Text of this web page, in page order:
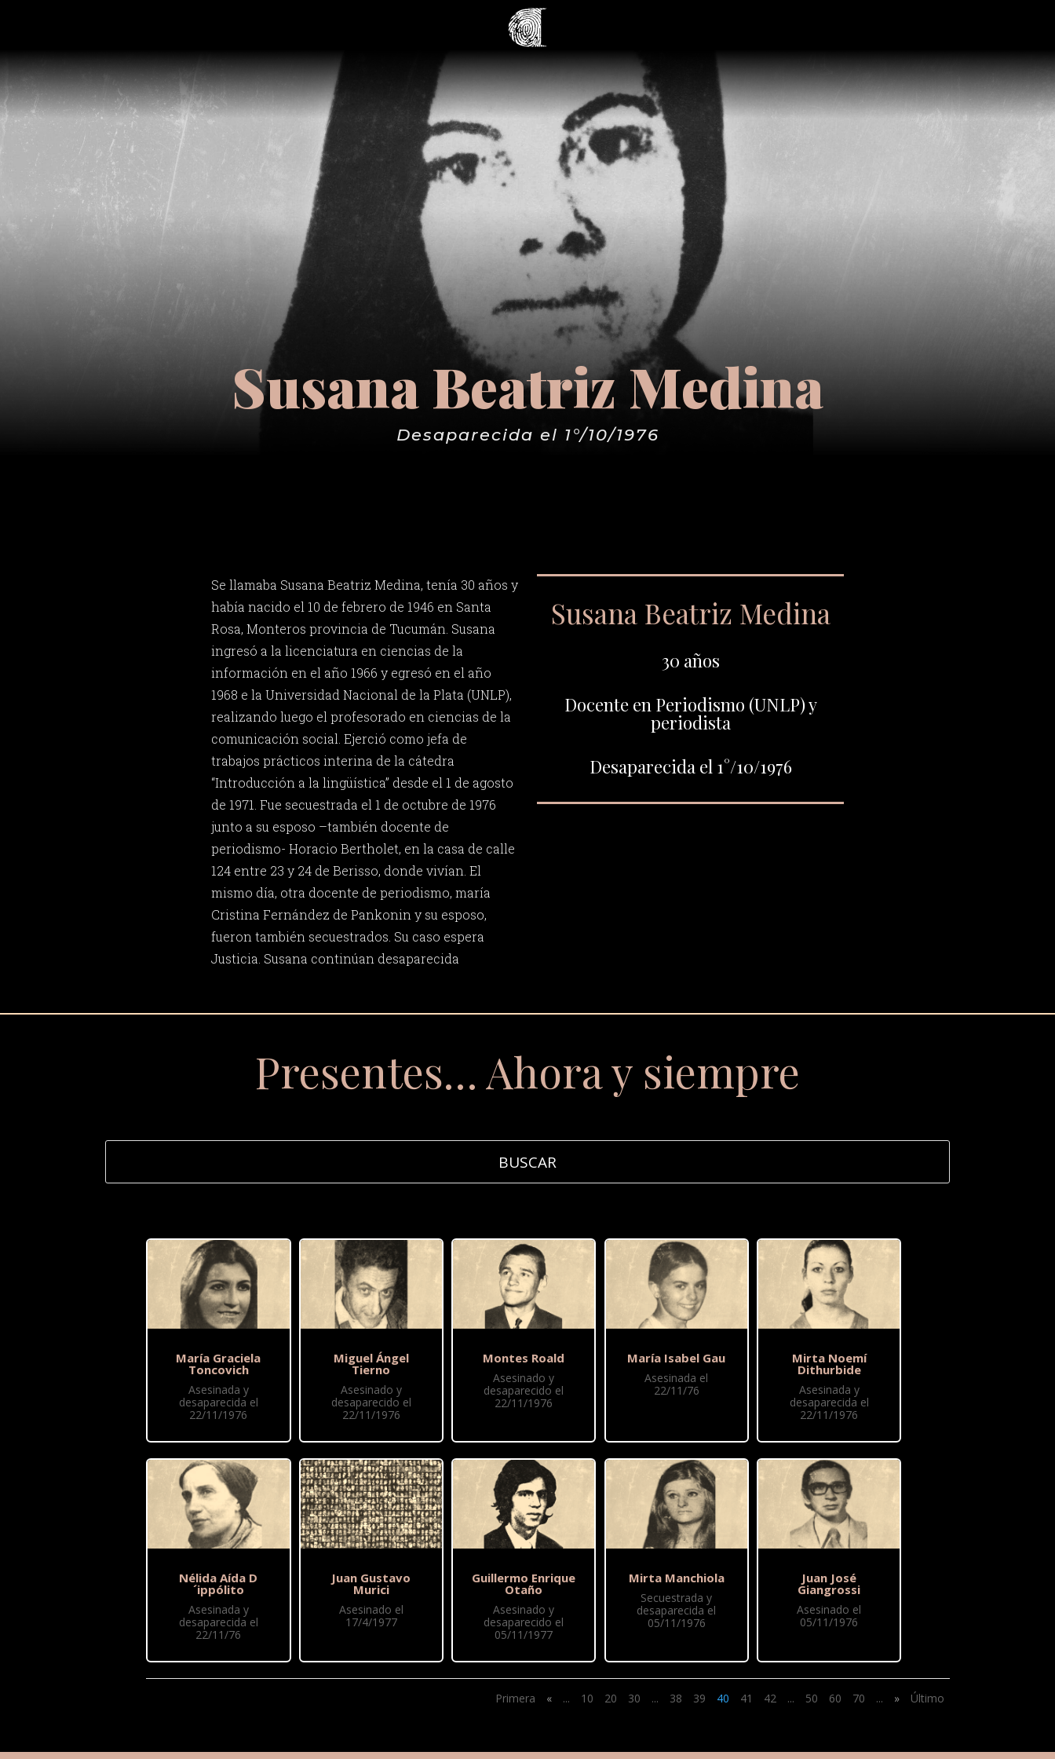
Susana Beatriz Medina
Desaparecida el 1°/10/1976
Se llamaba Susana Beatriz Medina, tenía 30 años y
había nacido el 10 de febrero de 1946 en Santa
Rosa, Monteros provincia de Tucumán. Susana
ingresó a la licenciatura en ciencias de la
información en el año 1966 y egresó en el año
1968 e la Universidad Nacional de la Plata (UNLP),
realizando luego el profesorado en ciencias de la
comunicación social. Ejerció como jefa de
trabajos prácticos interina de la cátedra
“Introducción a la lingüística” desde el 1 de agosto
de 1971. Fue secuestrada el 1 de octubre de 1976
junto a su esposo –también docente de
periodismo- Horacio Bertholet, en la casa de calle
124 entre 23 y 24 de Berisso, donde vivían. El
mismo día, otra docente de periodismo, maría
Cristina Fernández de Pankonin y su esposo,
fueron también secuestrados. Su caso espera
Justicia. Susana continúan desaparecida
Susana Beatriz Medina
30 años
Docente en Periodismo (UNLP) y
periodista
Desaparecida el 1°/10/1976
Presentes… Ahora y siempre
María Graciela
Toncovich
Asesinada y
desaparecida el
22/11/1976
Nélida Aída D
´ippólito
Asesinada y
desaparecida el
22/11/76
Miguel Ángel
Tierno
Asesinado y
desaparecido el
22/11/1976
Juan Gustavo
Murici
Asesinado el
17/4/1977
Montes Roald
Asesinado y
desaparecido el
22/11/1976
Guillermo Enrique
Otaño
Asesinado y
desaparecido el
05/11/1977
María Isabel Gau
Asesinada el
22/11/76
Mirta Manchiola
Secuestrada y
desaparecida el
05/11/1976
Mirta Noemí
Dithurbide
Asesinada y
desaparecida el
22/11/1976
Juan José
Giangrossi
Asesinado el
05/11/1976
Primera « ... 10 20 30 ... 38 39 40 41 42 ... 50 60 70 ... » Último